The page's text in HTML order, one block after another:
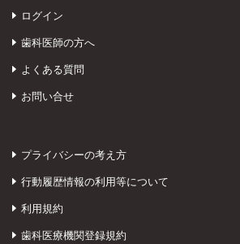
ログイン
歯科医師の方へ
よくある質問
お問い合せ
プライバシーの考え方
行動履歴情報の利用等について
利用規約
歯科医療機関登録規約